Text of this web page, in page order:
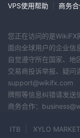
Tradeplus在包括
台上提供强大且可访问
以方便地在线提出和管
Tradeplus注重可访问
供无缝的客户体验。
结论
Tradeplus是一家印度
尽管它拥有用户友好的
VPS使用帮助 商务
您正在访问的是
面向全球用户的企业信
自觉遵守所在国家、地
交易商投诉举报、疑问
support@wikifx.com
牌照等信息纠错请发
商务合作：
ITB XYLO